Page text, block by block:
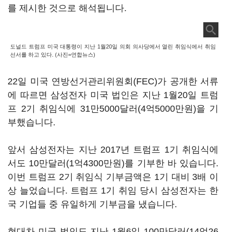
를 제시한 것으로 해석됩니다.
도널드 트럼프 미국 대통령이 지난 1월20일 의회 의사당에서 열린 취임식에서 취임
선서를 하고 있다. (사진=연합뉴스)
22일 미국 연방선거관리위원회(FEC)가 공개한 서류
에 따르면 삼성전자 미국 법인은 지난 1월20일 트럼
프 2기 취임식에 31만5000달러(4억5000만원)을 기
부했습니다.
앞서 삼성전자는 지난 2017년 트럼프 1기 취임식에
서도 10만달러(1억4300만원)를 기부한 바 있습니다.
이번 트럼프 2기 취임식 기부금액은 1기 대비 3배 이
상 늘었습니다. 트럼프 1기 취임 당시 삼성전자는 한
국 기업들 중 유일하게 기부금을 냈습니다.